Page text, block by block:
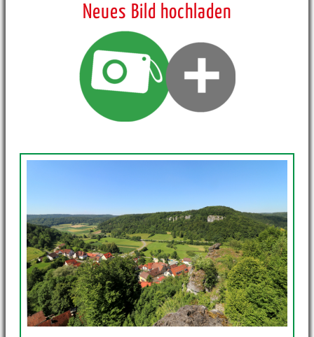
Neues Bild hochladen